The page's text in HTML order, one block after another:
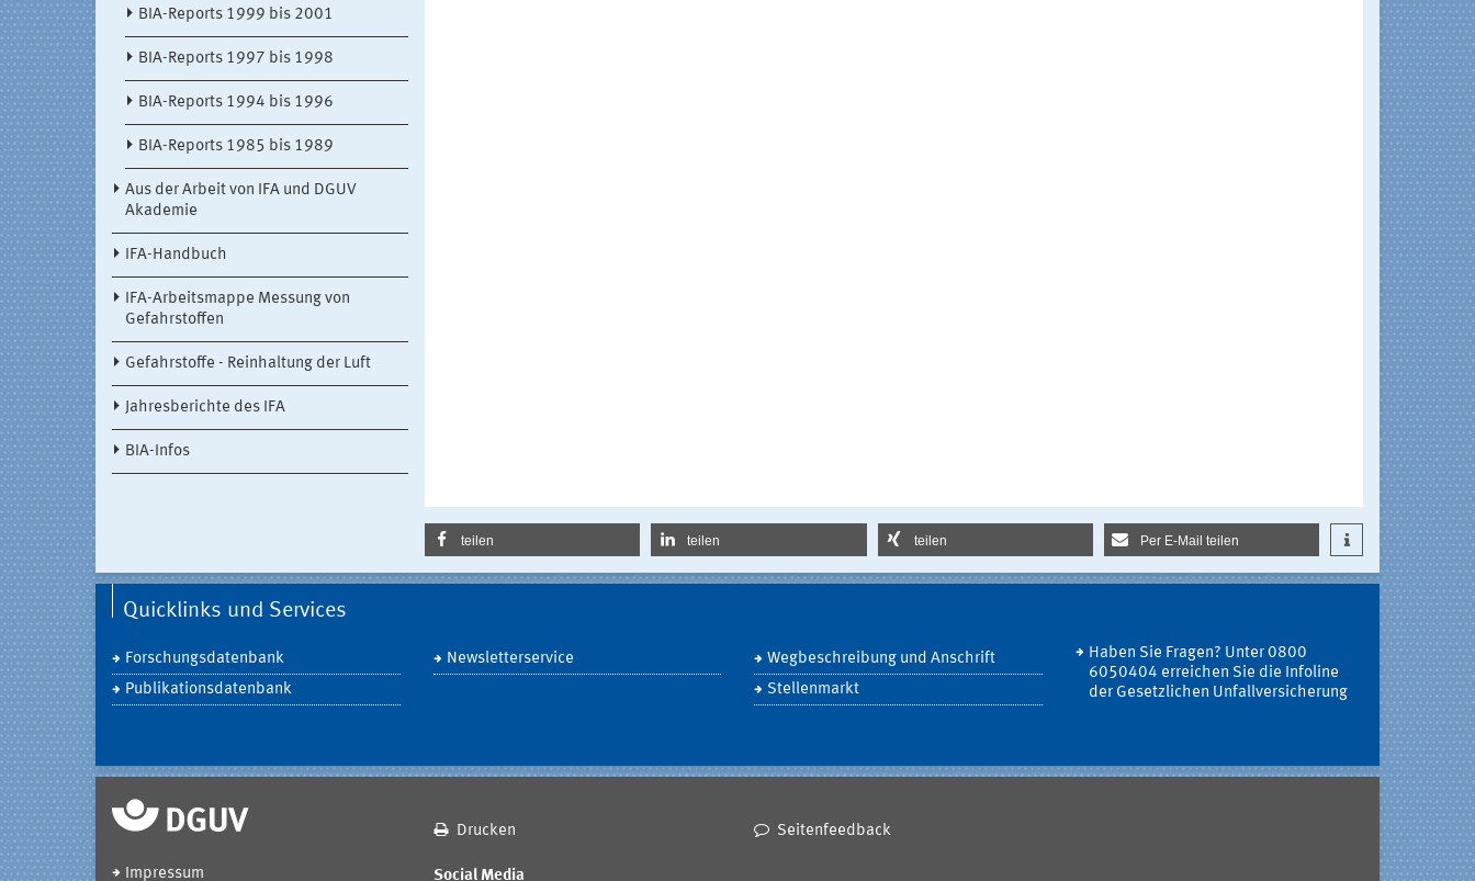
BIA-Reports 1999 bis 2001
BIA-Reports 1997 bis 1998
BIA-Reports 1994 bis 1996
BIA-Reports 1985 bis 1989
Aus der Arbeit von IFA und DGUV
Akademie
IFA-Handbuch
IFA-Arbeitsmappe Messung von
Gefahrstoffen
Gefahrstoffe - Reinhaltung der Luft
Jahresberichte des IFA
BIA-Infos
teilen teilen teilen Per E-Mail teilen
Quicklinks und Services
Forschungsdatenbank
Publikationsdatenbank
Newsletterservice
Wegbeschreibung und Anschrift
Stellenmarkt
Haben Sie Fragen? Unter 0800
6050404 erreichen Sie die Infoline
der Gesetzlichen Unfallversicherung
Drucken Seitenfeedback
Impressum Social Media